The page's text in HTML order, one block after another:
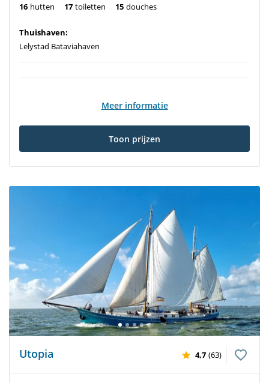
16 hutten 17 toiletten 15 douches
Thuishaven:
Lelystad Bataviahaven
Meer informatie
Toon prijzen
Utopia 4,7 (63)